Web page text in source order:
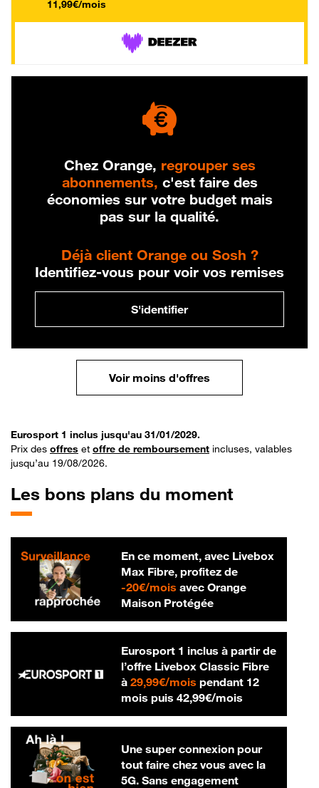
11,99€/mois
Chez Orange, regrouper ses
abonnements, c'est faire des
économies sur votre budget mais
pas sur la qualité.
Déjà client Orange ou Sosh ?
Identifiez-vous pour voir vos remises
S'identifier
Voir moins d'offres
Eurosport 1 inclus jusqu'au 31/01/2029.
Prix des offres et offre de remboursement incluses, valables
jusqu’au 19/08/2026.
Les bons plans du moment
En ce moment, avec Livebox
Max Fibre, profitez de
-20€/mois20 € par mois
avec Orange
Maison Protégée
Eurosport 1 inclus à partir de
l’offre Livebox Classic Fibre
à 29,99€/mois29,99 € par mois
pendant 12
mois puis 42,99€/mois42,99 € par
Une super connexion pour
tout faire chez vous avec la
5G. Sans engagement